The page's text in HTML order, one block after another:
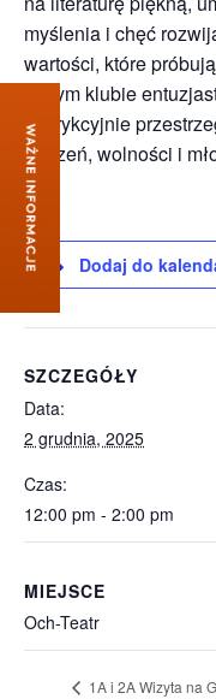
myślenia i chęć
wartości, które
tajnym klubie
restrykcyjnie
marzeń, wolności i
Dodaj do
SZCZEGÓŁY
Data:
2 grudnia, 2025
Czas:
12:00 pm - 2:00 pm
MIEJSCE
Och-Teatr
1A i 2A Wizyta na